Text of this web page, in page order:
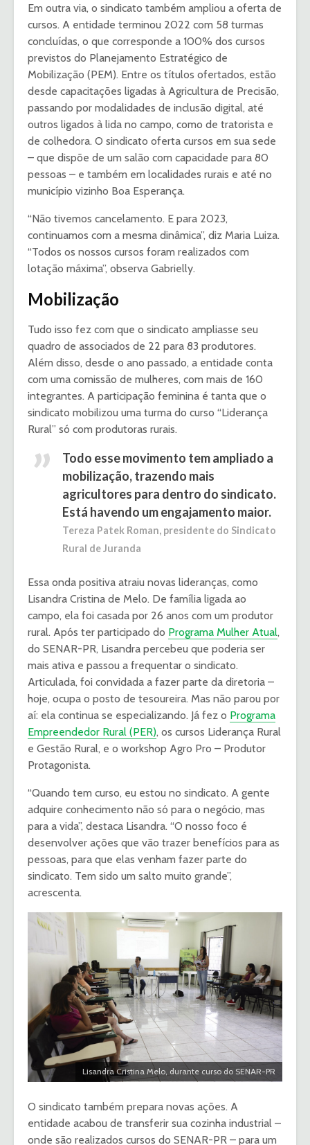
Em outra via, o sindicato também ampliou a oferta de
cursos. A entidade terminou 2022 com 58 turmas
concluídas, o que corresponde a 100% dos cursos
previstos do Planejamento Estratégico de
Mobilização (PEM). Entre os títulos ofertados, estão
desde capacitações ligadas à Agricultura de Precisão,
passando por modalidades de inclusão digital, até
outros ligados à lida no campo, como de tratorista e
de colhedora. O sindicato oferta cursos em sua sede
– que dispõe de um salão com capacidade para 80
pessoas – e também em localidades rurais e até no
município vizinho Boa Esperança.
“Não tivemos cancelamento. E para 2023,
continuamos com a mesma dinâmica”, diz Maria Luiza.
“Todos os nossos cursos foram realizados com
lotação máxima”, observa Gabrielly.
Mobilização
Tudo isso fez com que o sindicato ampliasse seu
quadro de associados de 22 para 83 produtores.
Além disso, desde o ano passado, a entidade conta
com uma comissão de mulheres, com mais de 160
integrantes. A participação feminina é tanta que o
sindicato mobilizou uma turma do curso “Liderança
Rural” só com produtoras rurais.
Todo esse movimento tem ampliado a
mobilização, trazendo mais
agricultores para dentro do sindicato.
Está havendo um engajamento maior.
Tereza Patek Roman, presidente do Sindicato
Rural de Juranda
Essa onda positiva atraiu novas lideranças, como
Lisandra Cristina de Melo. De família ligada ao
campo, ela foi casada por 26 anos com um produtor
rural. Após ter participado do Programa Mulher Atual,
do SENAR-PR, Lisandra percebeu que poderia ser
mais ativa e passou a frequentar o sindicato.
Articulada, foi convidada a fazer parte da diretoria –
hoje, ocupa o posto de tesoureira. Mas não parou por
aí: ela continua se especializando. Já fez o Programa
Empreendedor Rural (PER), os cursos Liderança Rural
e Gestão Rural, e o workshop Agro Pro – Produtor
Protagonista.
“Quando tem curso, eu estou no sindicato. A gente
adquire conhecimento não só para o negócio, mas
para a vida”, destaca Lisandra. “O nosso foco é
desenvolver ações que vão trazer benefícios para as
pessoas, para que elas venham fazer parte do
sindicato. Tem sido um salto muito grande”,
acrescenta.
Lisandra Cristina Melo, durante curso do SENAR-PR
O sindicato também prepara novas ações. A
entidade acabou de transferir sua cozinha industrial –
onde são realizados cursos do SENAR-PR – para um